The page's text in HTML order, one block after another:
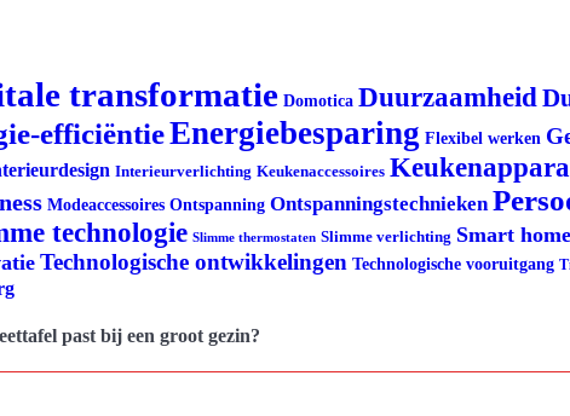
transformatie Domotica Duurzaamheid
efficiëntieEnergiebesparing Flexibel werken
Interieurverlichting Keukenaccessoires
Modeaccessoires Ontspanning Ontspanningstechnieken
technologie Slimme thermostaten Slimme verlichting Smart
Technologische ontwikkelingen Technologische vooruitgang
past bij een groot gezin?